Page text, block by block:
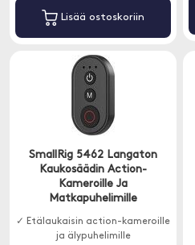
Lisää ostoskoriin
SmallRig 5462 Langaton
Kaukosäädin Action-
Kameroille Ja
Matkapuhelimille
✓ Etälaukaisin action-kameroille
ja älypuhelimille